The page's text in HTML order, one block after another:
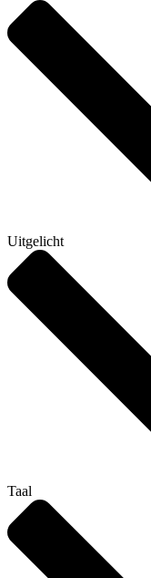
Uitgelicht
Taal